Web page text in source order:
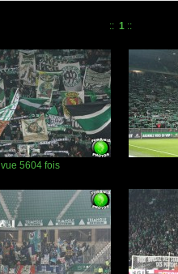
:: 1::
vue 5604 fois